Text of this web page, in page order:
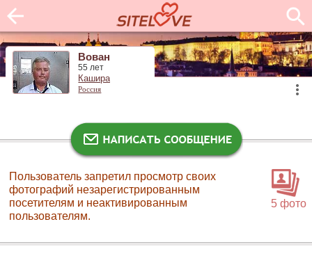
Вован
55 лет
Кашира
Россия
5 фото
Пользователь запретил просмотр своих
фотографий незарегистрированным
посетителям и неактивированным
пользователям.